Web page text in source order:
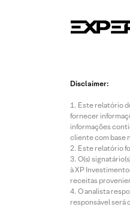
Disclaimer:
Este relatório
fornecer
informações
cliente com base
Este relatório
O(s)
à XP
receitas
O analista
responsável será